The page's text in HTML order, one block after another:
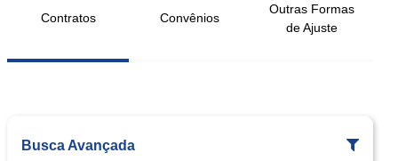
Contratos Convênios
Outras Formas
de Ajuste
Busca Avançada